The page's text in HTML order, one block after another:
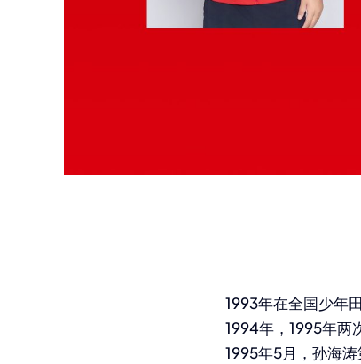
1993年在全国少年
1994年，1995年两
1995年5月，孙海